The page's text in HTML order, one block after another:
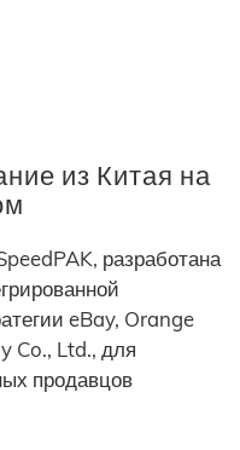
из Китая на
разработана
eBay, Orange
Co., Ltd., для
продавцов